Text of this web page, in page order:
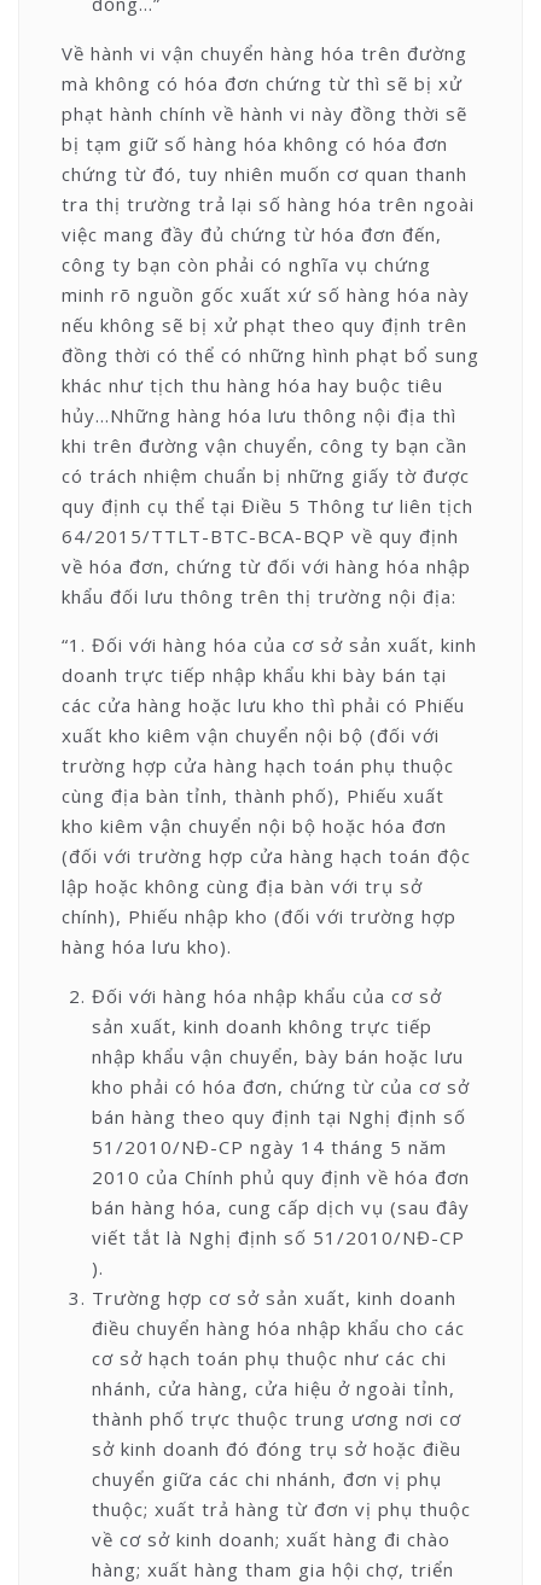
Về hành vi vận chuyển hàng hóa trên đường
mà không có hóa đơn chứng từ thì sẽ bị xử
phạt hành chính về hành vi này đồng thời sẽ
bị tạm giữ số hàng hóa không có hóa đơn
chứng từ đó, tuy nhiên muốn cơ quan thanh
tra thị trường trả lại số hàng hóa trên ngoài
việc mang đầy đủ chứng từ hóa đơn đến,
công ty bạn còn phải có nghĩa vụ chứng
minh rõ nguồn gốc xuất xứ số hàng hóa này
nếu không sẽ bị xử phạt theo quy định trên
đồng thời có thể có những hình phạt bổ sung
khác như tịch thu hàng hóa hay buộc tiêu
hủy…Những hàng hóa lưu thông nội địa thì
khi trên đường vận chuyển, công ty bạn cần
có trách nhiệm chuẩn bị những giấy tờ được
quy định cụ thể tại Điều 5 Thông tư liên tịch
64/2015/TTLT-BTC-BCA-BQP về quy định
về hóa đơn, chứng từ đối với hàng hóa nhập
khẩu đối lưu thông trên thị trường nội địa:
“1. Đối với hàng hóa của cơ sở sản xuất, kinh
doanh trực tiếp nhập khẩu khi bày bán tại
các cửa hàng hoặc lưu kho thì phải có Phiếu
xuất kho kiêm vận chuyển nội bộ (đối với
trường hợp cửa hàng hạch toán phụ thuộc
cùng địa bàn tỉnh, thành phố), Phiếu xuất
kho kiêm vận chuyển nội bộ hoặc hóa đơn
(đối với trường hợp cửa hàng hạch toán độc
lập hoặc không cùng địa bàn với trụ sở
chính), Phiếu nhập kho (đối với trường hợp
hàng hóa lưu kho).
Đối với hàng hóa nhập khẩu của cơ sở
sản xuất, kinh doanh không trực tiếp
nhập khẩu vận chuyển, bày bán hoặc lưu
kho phải có hóa đơn, chứng từ của cơ sở
bán hàng theo quy định tại Nghị định số
51/2010/NĐ-CP ngày 14 tháng 5 năm
2010 của Chính phủ quy định về hóa đơn
bán hàng hóa, cung cấp dịch vụ (sau đây
viết tắt là Nghị định số 51/2010/NĐ-CP
).
Trường hợp cơ sở sản xuất, kinh doanh
điều chuyển hàng hóa nhập khẩu cho các
cơ sở hạch toán phụ thuộc như các chi
nhánh, cửa hàng, cửa hiệu ở ngoài tỉnh,
thành phố trực thuộc trung ương nơi cơ
sở kinh doanh đó đóng trụ sở hoặc điều
chuyển giữa các chi nhánh, đơn vị phụ
thuộc; xuất trả hàng từ đơn vị phụ thuộc
về cơ sở kinh doanh; xuất hàng đi chào
hàng; xuất hàng tham gia hội chợ, triển